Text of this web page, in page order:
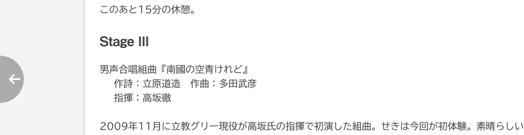
このあと15分の休憩。
Stage III
男声合唱組曲『南國の空青けれど』
作詩：立原道造 作曲：多田武彦
指揮：高坂徹
2009年11月に立教グリー現役が高坂氏の指揮で初演した組曲。せきは今回が初体験。素晴らしい